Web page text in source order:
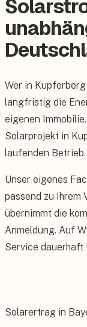
Wer in
langfristig die
eigenen
Solarprojekt in
laufenden Betrieb.
Unser eigenes
passend zu Ihrem
übernimmt die
Anmeldung. Auf
Service dauerhaft
Solarertrag in